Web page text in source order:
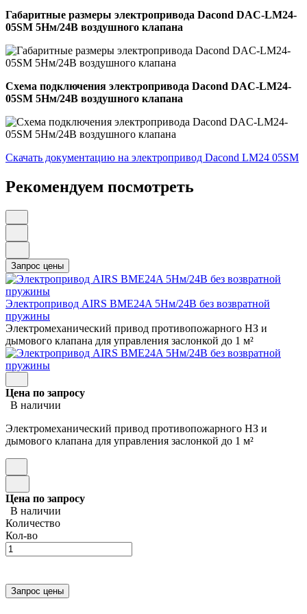
Габаритные размеры электропривода Dacond DAC-LM24-
05SM 5Нм/24В воздушного клапана
Схема подключения электропривода Dacond DAC-LM24-
05SM 5Нм/24В воздушного клапана
Скачать документацию на электропривод Dacond LM24 05SM
Рекомендуем посмотреть
Электропривод AIRS BME24A 5Нм/24В без возвратной
пружины
Электромеханический привод противопожарного НЗ и
дымового клапана для управления заслонкой до 1 м²
Цена по запросу
В наличии
Электромеханический привод противопожарного НЗ и
дымового клапана для управления заслонкой до 1 м²
Цена по запросу
В наличии
Количество
Кол-во